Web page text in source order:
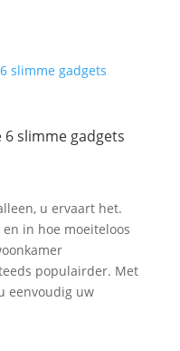
slimme gadgets
u ervaart het.
in hoe moeiteloos
populairder. Met
eenvoudig uw